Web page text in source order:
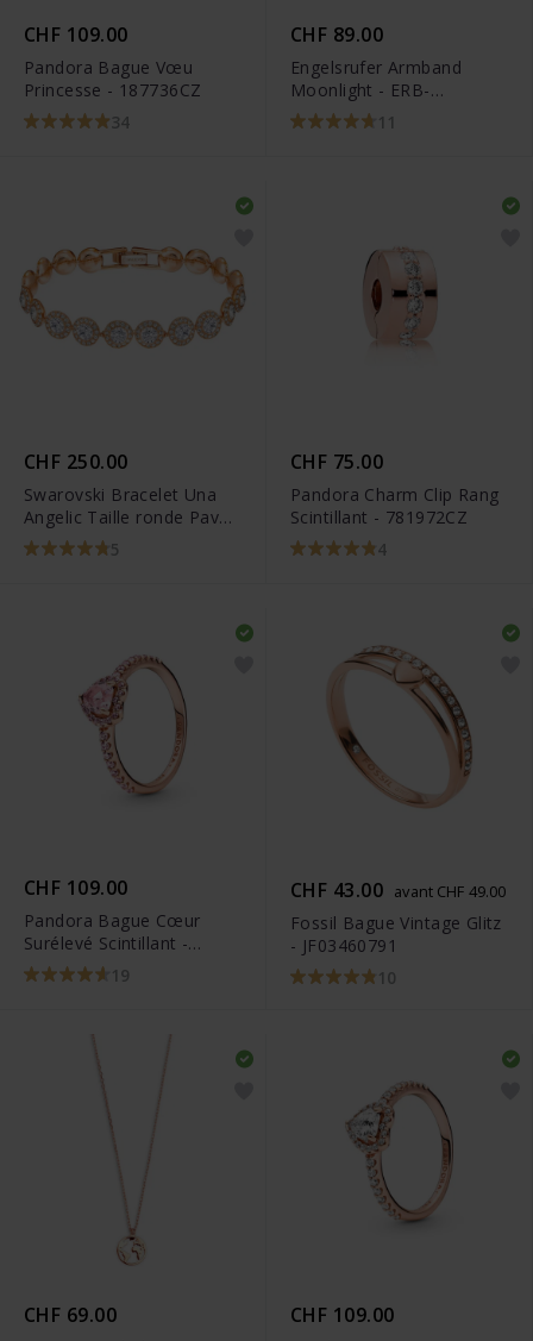
CHF 109.00
Pandora Bague Vœu
Princesse - 187736CZ
34
CHF 89.00
Engelsrufer Armband
Moonlight - ERB-
LILMOON-ZI-R
11
CHF 250.00
Swarovski Bracelet Una
Angelic Taille ronde Pavé
Medium Blanc Placage de
ton or rosé - 5240513
5
CHF 75.00
Pandora Charm Clip Rang
Scintillant - 781972CZ
4
CHF 109.00
Pandora Bague Cœur
Surélevé Scintillant -
188421C0419
CHF 43.00 avant CHF 49.00
Fossil Bague Vintage Glitz
- JF03460791
10
CHF 69.00 CHF 109.00